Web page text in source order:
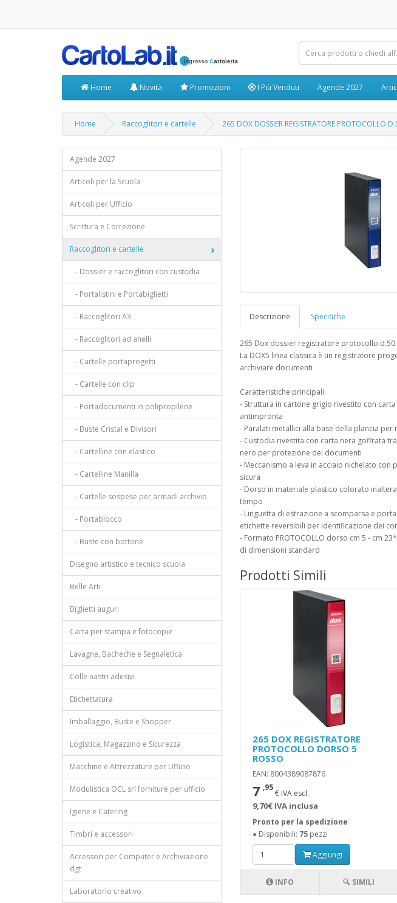
Home Novità Promozioni I Più Venduti Agende 2027
Home Raccoglitori e cartelle 265 DOX DOSSIER REGISTRATORE PROTOCOLLO
Agende 2027
Articoli per la Scuola
Articoli per Ufficio
Scrittura e Correzione
Raccoglitori e cartelle
- Dossier e raccoglitori con custodia
- Portalistini e Portabiglietti
- Raccoglitori A3
- Raccoglitori ad anelli
- Cartelle portaprogetti
- Cartelle con clip
- Portadocumenti in polipropilene
- Buste Cristal e Divisori
- Cartelline con elastico
- Cartelline Manilla
- Cartelle sospese per armadi archivio
- Portablocco
- Buste con bottone
Disegno artistico e tecnico scuola
Belle Arti
Biglietti auguri
Carta per stampa e fotocopie
Lavagne, Bacheche e Segnaletica
Colle nastri adesivi
Etichettatura
Imballaggio, Buste e Shopper
Logistica, Magazzino e Sicurezza
Macchine e Attrezzature per Ufficio
Modulistica OCL srl forniture per ufficio
Igiene e Catering
Timbri e accessori
Accessori per Computer e Archiviazione
dgt
Laboratorio creativo
Descrizione Specifiche
265 Dox dossier registratore protocollo d.50
La DOX5 linea classica è un registratore
archiviare documenti
Caratteristiche principali:
- Struttura in cartone grigio rivestito con
antimpronta
- Paralati metallici alla base della plancia per
- Custodia rivestita con carta nera goffrata
nero per protezione dei documenti
- Meccanismo a leva in acciaio nichelato con
sicura
- Dorso in materiale plastico colorato
tempo
- Linguetta di estrazione a scomparsa e
etichette reversibili per identificazione dei
- Formato PROTOCOLLO dorso cm 5 - cm
di dimensioni standard
Prodotti Simili
265 DOX REGISTRATORE
PROTOCOLLO DORSO 5
ROSSO
EAN: 8004389087876
7 ,95
€ IVA escl.
9,70€ IVA inclusa
Pronto per la spedizione
●Disponibili: 75pezzi
Aggiungi
INFO 🔍 SIMILI